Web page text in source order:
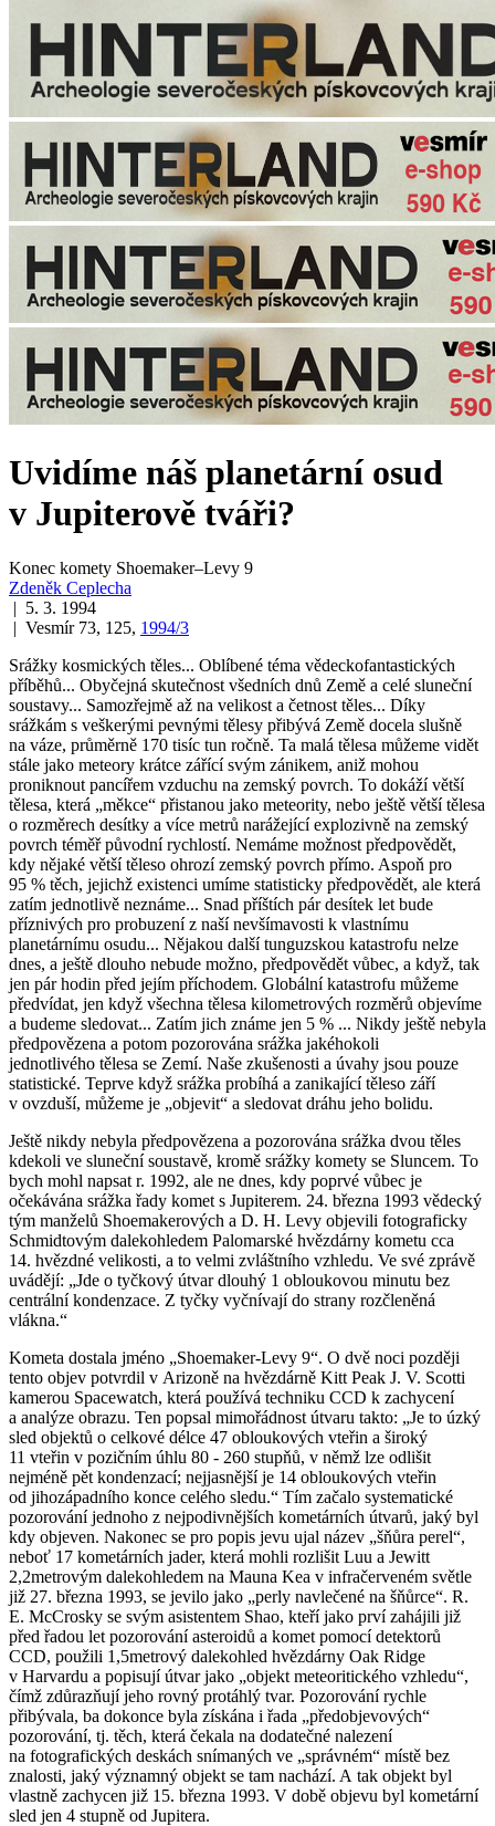
Uvidíme náš planetární osud
v Jupiterově tváři?
Konec komety Shoemaker–Levy 9
Zdeněk Ceplecha
| 5. 3. 1994
| Vesmír 73, 125, 1994/3
Srážky kosmických těles... Oblíbené téma vědeckofantastických
příběhů... Obyčejná skutečnost všedních dnů Země a celé sluneční
soustavy... Samozřejmě až na velikost a četnost těles... Díky
srážkám s veškerými pevnými tělesy přibývá Země docela slušně
na váze, průměrně 170 tisíc tun ročně. Ta malá tělesa můžeme vidět
stále jako meteory krátce zářící svým zánikem, aniž mohou
proniknout pancířem vzduchu na zemský povrch. To dokáží větší
tělesa, která „měkce“ přistanou jako meteority, nebo ještě větší tělesa
o rozměrech desítky a více metrů narážející explozivně na zemský
povrch téměř původní rychlostí. Nemáme možnost předpovědět,
kdy nějaké větší těleso ohrozí zemský povrch přímo. Aspoň pro
95 % těch, jejichž existenci umíme statisticky předpovědět, ale která
zatím jednotlivě neznáme... Snad příštích pár desítek let bude
příznivých pro probuzení z naší nevšímavosti k vlastnímu
planetárnímu osudu... Nějakou další tunguzskou katastrofu nelze
dnes, a ještě dlouho nebude možno, předpovědět vůbec, a když, tak
jen pár hodin před jejím příchodem. Globální katastrofu můžeme
předvídat, jen když všechna tělesa kilometrových rozměrů objevíme
a budeme sledovat... Zatím jich známe jen 5 % ... Nikdy ještě nebyla
předpovězena a potom pozorována srážka jakéhokoli
jednotlivého tělesa se Zemí. Naše zkušenosti a úvahy jsou pouze
statistické. Teprve když srážka probíhá a zanikající těleso září
v ovzduší, můžeme je „objevit“ a sledovat dráhu jeho bolidu.
Ještě nikdy nebyla předpovězena a pozorována srážka dvou těles
kdekoli ve sluneční soustavě, kromě srážky komety se Sluncem. To
bych mohl napsat r. 1992, ale ne dnes, kdy poprvé vůbec je
očekávána srážka řady komet s Jupiterem. 24. března 1993 vědecký
tým manželů Shoemakerových a D. H. Levy objevili fotograficky
Schmidtovým dalekohledem Palomarské hvězdárny kometu cca
14. hvězdné velikosti, a to velmi zvláštního vzhledu. Ve své zprávě
uvádějí: „Jde o tyčkový útvar dlouhý 1 obloukovou minutu bez
centrální kondenzace. Z tyčky vyčnívají do strany rozčleněná
vlákna.“
Kometa dostala jméno „Shoemaker-Levy 9“. O dvě noci později
tento objev potvrdil v Arizoně na hvězdárně Kitt Peak J. V. Scotti
kamerou Spacewatch, která používá techniku CCD k zachycení
a analýze obrazu. Ten popsal mimořádnost útvaru takto: „Je to úzký
sled objektů o celkové délce 47 obloukových vteřin a široký
11 vteřin v pozičním úhlu 80 - 260 stupňů, v němž lze odlišit
nejméně pět kondenzací; nejjasnější je 14 obloukových vteřin
od jihozápadního konce celého sledu.“ Tím začalo systematické
pozorování jednoho z nejpodivnějších kometárních útvarů, jaký byl
kdy objeven. Nakonec se pro popis jevu ujal název „šňůra perel“,
neboť 17 kometárních jader, která mohli rozlišit Luu a Jewitt
2,2metrovým dalekohledem na Mauna Kea v infračerveném světle
již 27. března 1993, se jevilo jako „perly navlečené na šňůrce“. R.
E. McCrosky se svým asistentem Shao, kteří jako prví zahájili již
před řadou let pozorování asteroidů a komet pomocí detektorů
CCD, použili 1,5metrový dalekohled hvězdárny Oak Ridge
v Harvardu a popisují útvar jako „objekt meteoritického vzhledu“,
čímž zdůrazňují jeho rovný protáhlý tvar. Pozorování rychle
přibývala, ba dokonce byla získána i řada „předobjevových“
pozorování, tj. těch, která čekala na dodatečné nalezení
na fotografických deskách snímaných ve „správném“ místě bez
znalosti, jaký významný objekt se tam nachází. A tak objekt byl
vlastně zachycen již 15. března 1993. V době objevu byl kometární
sled jen 4 stupně od Jupitera.